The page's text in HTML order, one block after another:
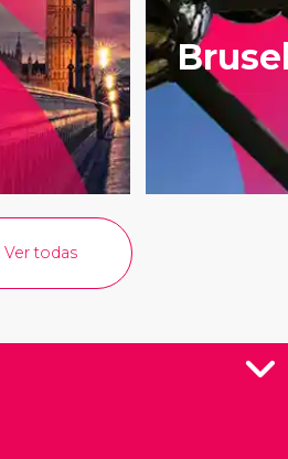
Ver todas